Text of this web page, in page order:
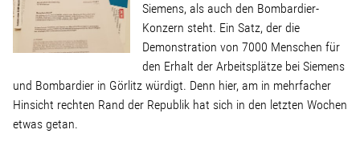
Wahlkreis
Pressemitteilungen
Siemens, als auch den Bombardier-
Konzern steht. Ein Satz, der die
Demonstration von 7000 Menschen für
den Erhalt der Arbeitsplätze bei Siemens
und Bombardier in Görlitz würdigt. Denn hier, am in mehrfacher
Hinsicht rechten Rand der Republik hat sich in den letzten Wochen
etwas getan.